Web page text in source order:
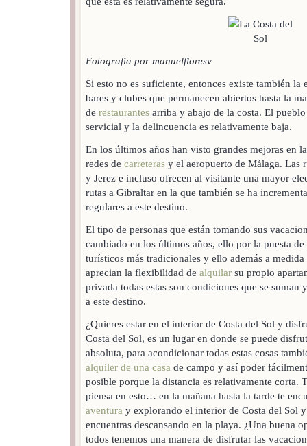
Fotografía por manuelfloresv
Si esto no es suficiente, entonces existe también
bares y clubes que permanecen abiertos hasta la
de restaurantes arriba y abajo de la costa. El
servicial y la delincuencia es relativamente baja.
En los últimos años han visto grandes mejoras en
redes de carreteras y el aeropuerto de Málaga. Las
y Jerez e incluso ofrecen al visitante una mayor
rutas a Gibraltar en la que también se ha
regulares a este destino.
El tipo de personas que están tomando sus
cambiado en los últimos años, ello por la puesta
turísticos más tradicionales y ello además a
aprecian la flexibilidad de alquilar su propio
privada todas estas son condiciones que se suman
a este destino.
¿Quieres estar en el interior de Costa del Sol y
Costa del Sol, es un lugar en donde se puede
absoluta, para acondicionar todas estas cosas
alquiler de una casa de campo y así poder
posible porque la distancia es relativamente corta.
piensa en esto… en la mañana hasta la tarde te
aventura y explorando el interior de Costa del Sol
encuentras descansando en la playa. ¿Una buena
todos tenemos una manera de disfrutar las